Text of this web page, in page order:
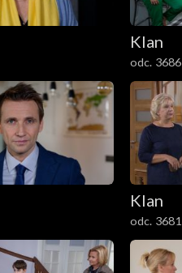
Klan
odc. 3686
Klan
odc. 3681